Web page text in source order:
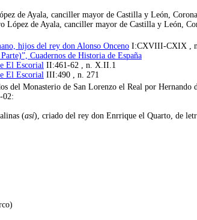
de Ayala, canciller mayor de Castilla y León,
de Ayala, canciller mayor de Castilla y León,
hijos del rey don Alonso Onceno I:CXVIII-CXIX ,
Cuadernos de Historia de España
El Escorial II:461-62 , n. X.II.1
El Escorial III:490 , n. 271
del Monasterio de San Lorenzo el Real por Hernando
02:
(así), criado del rey don Enrrique el Quarto, de